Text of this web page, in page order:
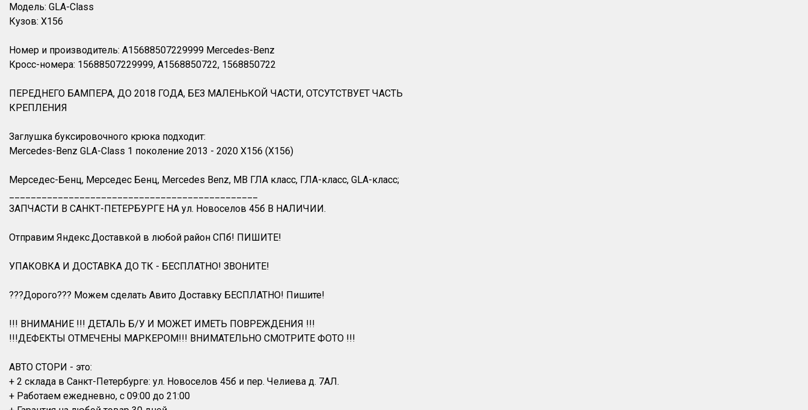
Модель: GLA-Class
Кузов: X156
Номер и производитель: A15688507229999 Mercedes-Benz
Кросс-номера: 15688507229999, A1568850722, 1568850722
ПЕРЕДНЕГО БАМПЕРА, ДО 2018 ГОДА, БЕЗ МАЛЕНЬКОЙ ЧАСТИ, ОТСУТСТВУЕТ ЧАСТЬ
КРЕПЛЕНИЯ
Заглушка буксировочного крюка подходит:
Mercedes-Benz GLA-Class 1 поколение 2013 - 2020 X156 (X156)
Мерседес-Бенц, Мерседес Бенц, Mercedes Benz, MB ГЛА класс, ГЛА-класс, GLA-класс;
ЗАПЧАСТИ В САНКТ-ПЕТЕРБУРГЕ НА ул. Новоселов 45б В НАЛИЧИИ.
Отправим Яндекс.Доставкой в любой район СПб! ПИШИТЕ!
УПАКОВКА И ДОСТАВКА ДО ТК - БЕСПЛАТНО! ЗВОНИТЕ!
???Дорого??? Можем сделать Авито Доставку БЕСПЛАТНО! Пишите!
!!! ВНИМАНИЕ !!! ДЕТАЛЬ Б/У И МОЖЕТ ИМЕТЬ ПОВРЕЖДЕНИЯ !!!
!!!ДЕФЕКТЫ ОТМЕЧЕНЫ МАРКЕРОМ!!! ВНИМАТЕЛЬНО СМОТРИТЕ ФОТО !!!
АВТО СТОРИ - это:
+ 2 склада в Санкт-Петербурге: ул. Новоселов 45б и пер. Челиева д. 7АЛ.
+ Работаем ежедневно, с 09:00 до 21:00